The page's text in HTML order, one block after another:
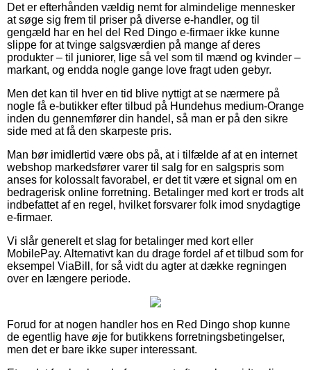
Det er efterhånden vældig nemt for almindelige mennesker
at søge sig frem til priser på diverse e-handler, og til
gengæld har en hel del Red Dingo e-firmaer ikke kunne
slippe for at tvinge salgsværdien på mange af deres
produkter – til juniorer, lige så vel som til mænd og kvinder –
markant, og endda nogle gange love fragt uden gebyr.
Men det kan til hver en tid blive nyttigt at se nærmere på
nogle få e-butikker efter tilbud på Hundehus medium-Orange
inden du gennemfører din handel, så man er på den sikre
side med at få den skarpeste pris.
Man bør imidlertid være obs på, at i tilfælde af at en internet
webshop markedsfører varer til salg for en salgspris som
anses for kolossalt favorabel, er det tit være et signal om en
bedragerisk online forretning. Betalinger med kort er trods alt
indbefattet af en regel, hvilket forsvarer folk imod snydagtige
e-firmaer.
Vi slår generelt et slag for betalinger med kort eller
MobilePay. Alternativt kan du drage fordel af et tilbud som for
eksempel ViaBill, for så vidt du agter at dække regningen
over en længere periode.
Forud for at nogen handler hos en Red Dingo shop kunne
de egentlig have øje for butikkens forretningsbetingelser,
men det er bare ikke super interessant.